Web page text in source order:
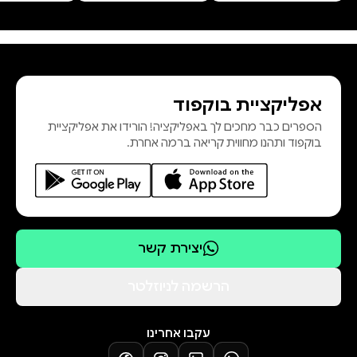
אפליקציית בוקפוד
הספרים כבר מחכים לך באפליקציה! הורידו את אפליקציית
בוקפוד ותהנו מחווית קריאה ברמה אחרת.
יצירת קשר
עקבו אחרינו